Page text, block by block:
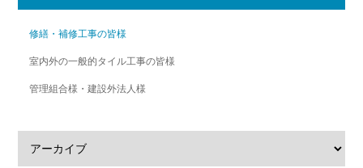
修繕・補修工事の皆様
室内外の一般的タイル工事の皆様
管理組合様・建設外法人様